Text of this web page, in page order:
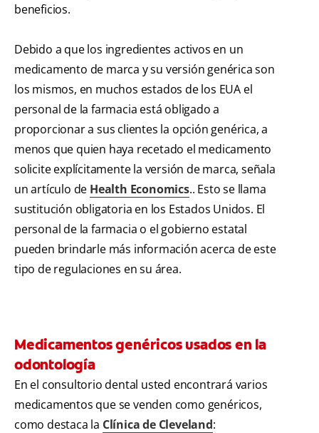
beneficios.
Debido a que los ingredientes activos en un
medicamento de marca y su versión genérica son
los mismos, en muchos estados de los EUA el
personal de la farmacia está obligado a
proporcionar a sus clientes la opción genérica, a
menos que quien haya recetado el medicamento
solicite explícitamente la versión de marca, señala
un artículo de Health Economics.. Esto se llama
sustitución obligatoria en los Estados Unidos. El
personal de la farmacia o el gobierno estatal
pueden brindarle más información acerca de este
tipo de regulaciones en su área.
Medicamentos genéricos usados en la
odontología
En el consultorio dental usted encontrará varios
medicamentos que se venden como genéricos,
como destaca la Clínica de Cleveland: